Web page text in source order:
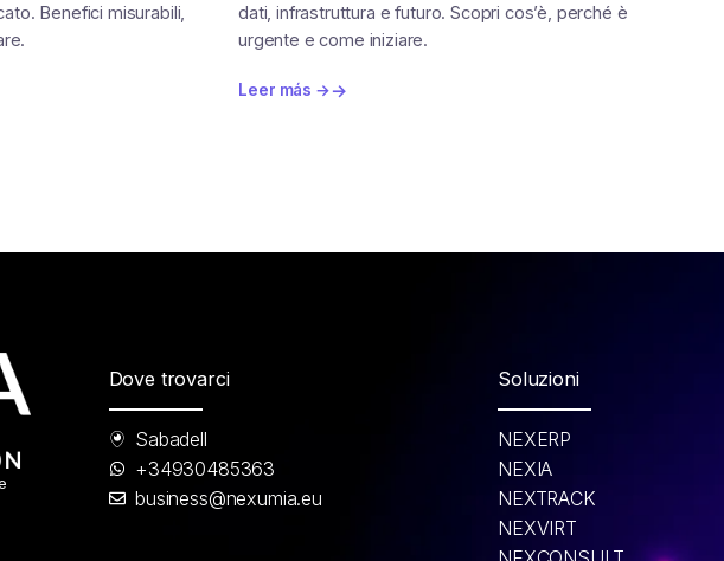
Benefici misurabili,
dati, infrastruttura e futuro. Scopri cos’è, perché è
urgente e come iniziare.
Leer más →
Dove trovarci
Sabadell
+34930485363
business@nexumia.eu
Soluzioni
NEXERP
NEXIA
NEXTRACK
NEXVIRT